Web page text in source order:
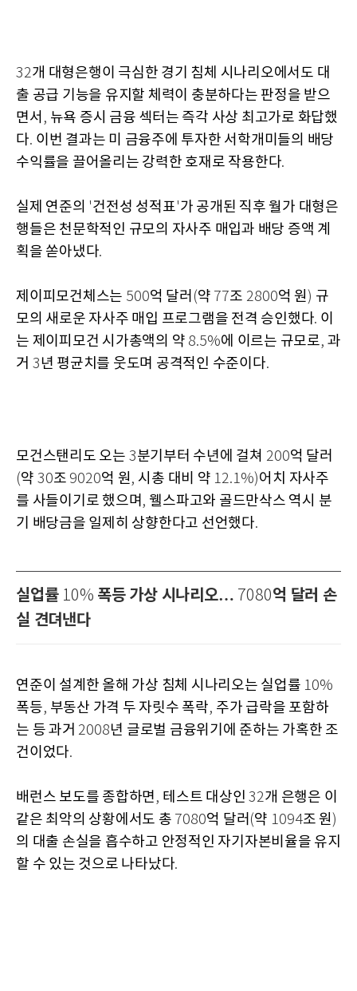
32개 대형은행이 극심한 경기 침체 시나리오에서도 대
출 공급 기능을 유지할 체력이 충분하다는 판정을 받으
면서 , 뉴욕 증시 금융 섹터는 즉각 사상 최고가로 화답했
다. 이번 결과는 미 금융주에 투자한 서학개미들의 배당
수익률을 끌어올리는 강력한 호재로 작용한다.
실제 연준의 '건전성 성적표'가 공개된 직후 월가 대형은
행들은 천문학적인 규모의 자사주 매입과 배당 증액 계
획을 쏟아냈다.
제이피모건체스는 500억 달러 (약 77조 2800억 원 ) 규
모의 새로운 자사주 매입 프로그램을 전격 승인했다. 이
는 제이피모건 시가총액의 약 8.5%에 이르는 규모로, 과
거 3년 평균치를 웃도며 공격적인 수준이다.
모건스탠리도 오는 3분기부터 수년에 걸쳐 200억 달러
(약 30조 9020억 원,시총 대비 약 12.1%)어치 자사주
를 사들이기로 했으며 , 웰스파고와 골드만삭스 역시 분
기 배당금을 일제히 상향한다고 선언했다.
실업률 10% 폭등 가상 시나리오… 7080억 달러 손
실 견뎌낸다
연준이 설계한 올해 가상 침체 시나리오는 실업률 10%
폭등, 부동산 가격 두 자릿수 폭락, 주가 급락을 포함하
는 등 과거 2008년 글로벌 금융위기에 준하는 가혹한 조
건이었다.
배런스 보도를 종합하면, 테스트 대상인 32개 은행은 이
같은 최악의 상황에서도 총 7080억 달러 (약 1094조 원 )
의 대출 손실을 흡수하고 안정적인 자기자본비율을 유지
할 수 있는 것으로 나타났다.